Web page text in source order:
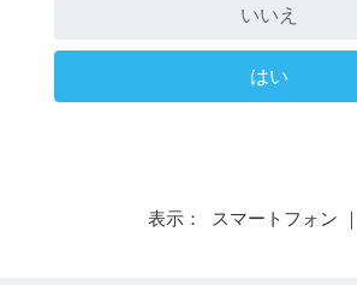
いいえ
はい
表示： スマートフォン ｜